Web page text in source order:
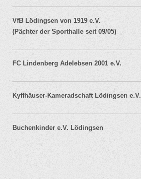
VfB Lödingsen von 1919 e.V.
(Pächter der Sporthalle seit 09/05)
FC Lindenberg Adelebsen 2001 e.V.
Kyffhäuser-Kameradschaft Lödingsen e.V.
Buchenkinder e.V. Lödingsen